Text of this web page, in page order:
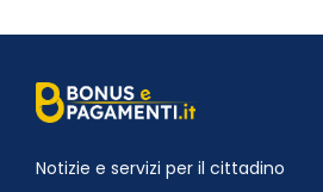
Notizie e servizi per il cittadino